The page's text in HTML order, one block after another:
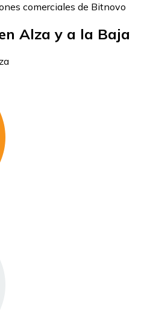
comerciales de Bitnovo
Alza y a la Baja